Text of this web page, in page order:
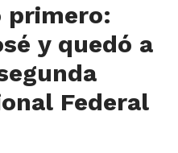
primero:
y quedó a
Federal